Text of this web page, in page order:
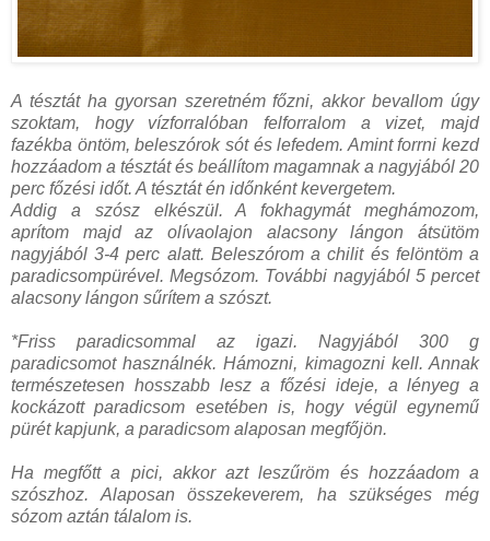
A tésztát ha gyorsan szeretném főzni, akkor bevallom úgy
szoktam, hogy vízforralóban felforralom a vizet, majd
fazékba öntöm, beleszórok sót és lefedem. Amint forrni kezd
hozzáadom a tésztát és beállítom magamnak a nagyjából 20
perc főzési időt. A tésztát én időnként kevergetem.
Addig a szósz elkészül. A fokhagymát meghámozom,
aprítom majd az olívaolajon alacsony lángon átsütöm
nagyjából 3-4 perc alatt. Beleszórom a chilit és felöntöm a
paradicsompürével. Megsózom. További nagyjából 5 percet
alacsony lángon sűrítem a szószt.
*Friss paradicsommal az igazi. Nagyjából 300 g
paradicsomot használnék. Hámozni, kimagozni kell. Annak
természetesen hosszabb lesz a főzési ideje, a lényeg a
kockázott paradicsom esetében is, hogy végül egynemű
pürét kapjunk, a paradicsom alaposan megfőjön.
Ha megfőtt a pici, akkor azt leszűröm és hozzáadom a
szószhoz. Alaposan összekeverem, ha szükséges még
sózom aztán tálalom is.